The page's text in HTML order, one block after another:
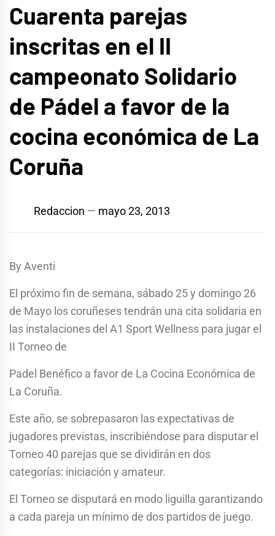
Cuarenta parejas
inscritas en el II
campeonato Solidario
de Pádel a favor de la
cocina económica de La
Coruña
Redaccion mayo 23, 2013
By Aventi
El próximo fin de semana, sábado 25 y domingo 26
de Mayo los coruñeses tendrán una cita solidaria en
las instalaciones del A1 Sport Wellness para jugar el
II Torneo de
Padel Benéfico a favor de La Cocina Económica de
La Coruña.
Este año, se sobrepasaron las expectativas de
jugadores previstas, inscribiéndose para disputar el
Torneo 40 parejas que se dividirán en dos
categorías: iniciación y amateur.
El Torneo se disputará en modo liguilla garantizando
a cada pareja un mínimo de dos partidos de juego.